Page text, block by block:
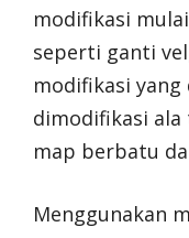
modifikasi
seperti ganti
modifikasi
dimodifikasi
map berbatu
Menggunakan